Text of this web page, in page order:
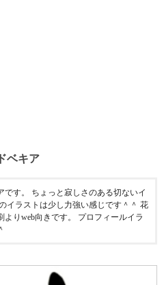
ベキア
す。 ちょっと寂しさのある切ないイ
イラストは少し力強い感じです＾＾ 花
りweb向きです。 プロフィールイラ